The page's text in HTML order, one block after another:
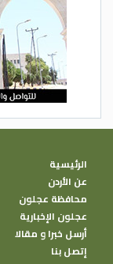
الرئيسية
عن الأردن
محافظة عجلون
عجلون الإخبارية
أرسل خبرا و مقالا
إتصل بنا